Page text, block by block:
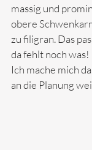
massig und
obere
zu filigran. Das
da fehlt noch was!
Ich mache mich
an die Planung